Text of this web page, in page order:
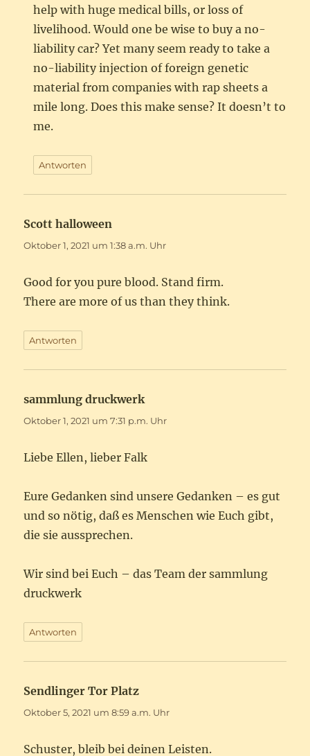
help with huge medical bills, or loss of
livelihood. Would one be wise to buy a no-
liability car? Yet many seem ready to take a
no-liability injection of foreign genetic
material from companies with rap sheets a
mile long. Does this make sense? It doesn’t to
me.
Antworten
Scott halloween
Oktober 1, 2021 um 1:38 a.m. Uhr
Good for you pure blood. Stand firm.
There are more of us than they think.
Antworten
sammlung druckwerksagt:
Oktober 1, 2021 um 7:31 p.m. Uhr
Liebe Ellen, lieber Falk
Eure Gedanken sind unsere Gedanken – es gut
und so nötig, daß es Menschen wie Euch gibt,
die sie aussprechen.
Wir sind bei Euch – das Team der sammlung
druckwerk
Antworten
Sendlinger Tor Platz
Oktober 5, 2021 um 8:59 a.m. Uhr
Schuster, bleib bei deinen Leisten.